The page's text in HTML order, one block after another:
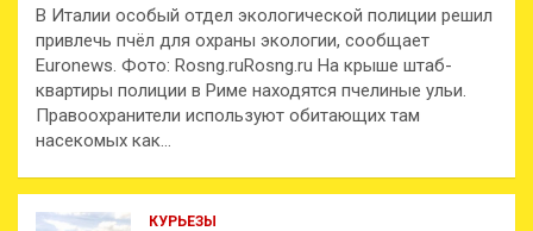
В Италии особый отдел экологической полиции решил
привлечь пчёл для охраны экологии, сообщает
Euronews. Фото: Rosng.ruRosng.ru На крыше штаб-
квартиры полиции в Риме находятся пчелиные ульи.
Правоохранители используют обитающих там
насекомых как…
КУРЬЕЗЫ